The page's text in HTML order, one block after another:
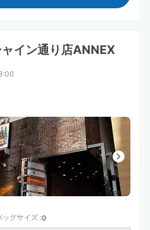
イン通り店ANNEX
ッグサイズ :0